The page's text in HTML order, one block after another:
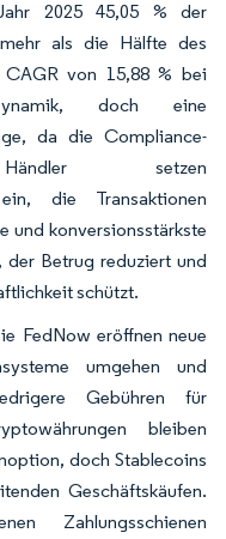
2025 45,05 % der
als die Hälfte des
CAGR von 15,88 % bei
doch eine
da die Compliance-
setzen
ein, die Transaktionen
und konversionsstärkste
der Betrug reduziert und
schützt.
FedNow eröffnen neue
umgehen und
Gebühren für
bleiben
doch Stablecoins
Geschäftskäufen.
Zahlungsschienen